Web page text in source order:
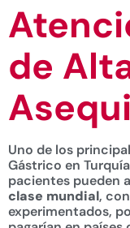
de
Uno de los
Gástrico en
pacientes pueden
clase mundial,
experimentados,